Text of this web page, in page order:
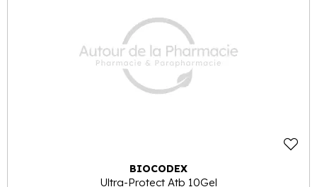
BIOCODEX
Ultra-Protect Atb 10Gel